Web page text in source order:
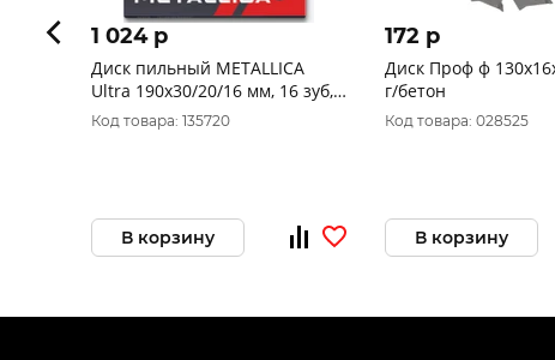
1 024 p
Диск пильный METALLICA
Ultra 190x30/20/16 мм, 16 зуб,
Т=2,4 мм по строй древесине/
гвозди, 903773
Код товара: 135720
В корзину
172 p
Диск Проф ф
г/бетон
Код товара: 028525
В корзину